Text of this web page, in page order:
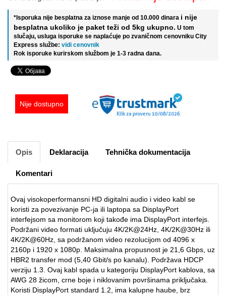
*Isporuka nije besplatna za iznose manje od 10.000 dinara i nije
besplatna ukoliko je paket teži od 5kg ukupno. U tom
slučaju, usluga isporuke se naplaćuje po zvaničnom cenovniku City
Express službe: vidi cenovnik
Rok isporuke kurirskom službom je 1-3 radna dana.
Nije dostupno
Opis Deklaracija Tehnička dokumentacija
Komentari
Ovaj visokoperformansni HD digitalni audio i video kabl se
koristi za povezivanje PC-ja ili laptopa sa DisplayPort
interfejsom sa monitorom koji takođe ima DisplayPort interfejs.
Podržani video formati uključuju 4K/2K@24Hz, 4K/2K@30Hz ili
4K/2K@60Hz, sa podržanom video rezolucijom od 4096 x
2160p i 1920 x 1080p. Maksimalna propusnost je 21,6 Gbps, uz
HBR2 transfer mod (5,40 Gbit/s po kanalu). Podržava HDCP
verziju 1.3. Ovaj kabl spada u kategoriju DisplayPort kablova, sa
AWG 28 žicom, crne boje i niklovanim površinama priključaka.
Koristi DisplayPort standard 1.2, ima kalupne haube, brz